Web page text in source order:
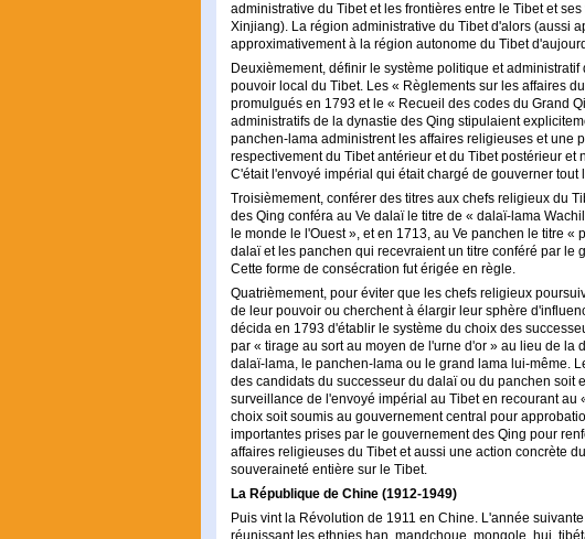
administrative du Tibet et les frontières entre le Tibet et
Xinjiang). La région administrative du Tibet d'alors (aussi
approximativement à la région autonome du Tibet
Deuxièmement, définir le système politique et
pouvoir local du Tibet. Les « Règlements sur les affaires
promulgués en 1793 et le « Recueil des codes du Grand
administratifs de la dynastie des Qing stipulaient
panchen-lama administrent les affaires religieuses et une
respectivement du Tibet antérieur et du Tibet postérieur et
C'était l'envoyé impérial qui était chargé de gouverner tout
Troisièmement, conférer des titres aux chefs religieux du
des Qing conféra au Ve dalaï le titre de « dalaï-lama
le monde le l'Ouest », et en 1713, au Ve panchen le titre
dalaï et les panchen qui recevraient un titre conféré par le
Cette forme de consécration fut érigée en règle.
Quatrièmement, pour éviter que les chefs religieux
de leur pouvoir ou cherchent à élargir leur sphère
décida en 1793 d'établir le système du choix des
par « tirage au sort au moyen de l'urne d'or » au lieu de la
dalaï-lama, le panchen-lama ou le grand lama lui-même.
des candidats du successeur du dalaï ou du panchen soit
surveillance de l'envoyé impérial au Tibet en recourant au
choix soit soumis au gouvernement central pour
importantes prises par le gouvernement des Qing pour
affaires religieuses du Tibet et aussi une action concrète
souveraineté entière sur le Tibet.
La République de Chine (1912-1949)
Puis vint la Révolution de 1911 en Chine. L'année
réunissant les ethnies han, mandchoue, mongole, hui,